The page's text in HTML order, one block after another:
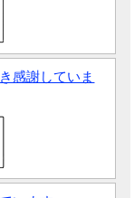
感謝していま